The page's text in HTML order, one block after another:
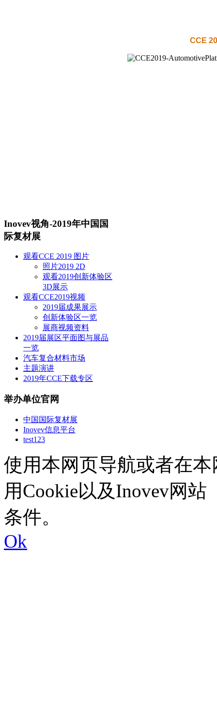
CCE
Inovev视角-2019年中国国
际复材展
观看CCE 2019 图片
照片2019 2D
观看2019创新体验区
3D展示
观看CCE2019视频
2019届成果展示
创新体验区一览
展商视频资料
2019届展区平面图与展品
一览
汽车复合材料市场
主题演讲
2019年CCE下载专区
举办单位官网
中国国际复材展
Inovev信息平台
test123
使用本网页导航或者在
用Cookie以及Inovev网站
条件。
Ok